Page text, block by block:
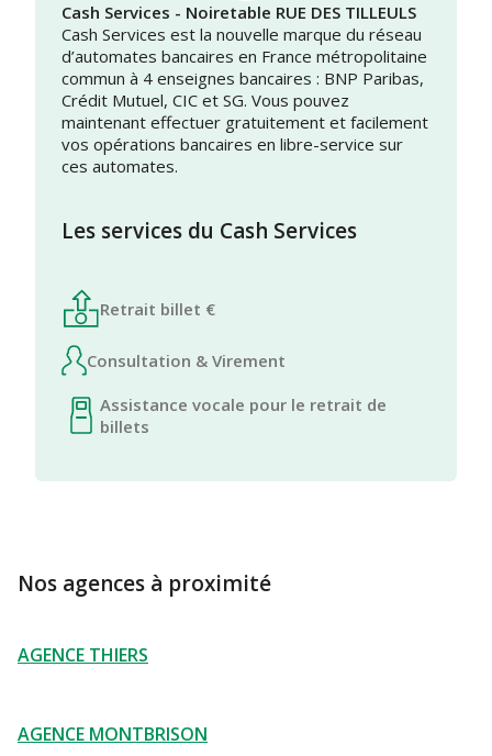
Cash Services - Noiretable RUE DES TILLEULS
Cash Services est la nouvelle marque du réseau
d’automates bancaires en France métropolitaine
commun à 4 enseignes bancaires : BNP Paribas,
Crédit Mutuel, CIC et SG. Vous pouvez
maintenant effectuer gratuitement et facilement
vos opérations bancaires en libre-service sur
ces automates.
Les services du Cash Services
Retrait billet €
Consultation & Virement
Assistance vocale pour le retrait de
billets
Nos agences à proximité
AGENCE THIERS
AGENCE MONTBRISON